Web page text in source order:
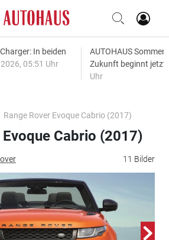
In beiden
05:51 Uhr
AUTOHAUS
Zukunft beginnt jetzt
Uhr
Range Rover Evoque Cabrio (2017)
11 Bilder
Evoque Cabrio (2017)